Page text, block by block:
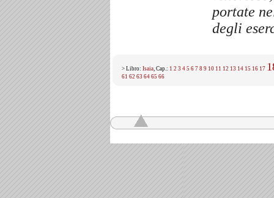
portate
degli
> Libro: Isaia, Cap.: 1 2 3 4 5 6 7 8 9 10 11 12 13 14 15 16 17
61 62 63 64 65 66